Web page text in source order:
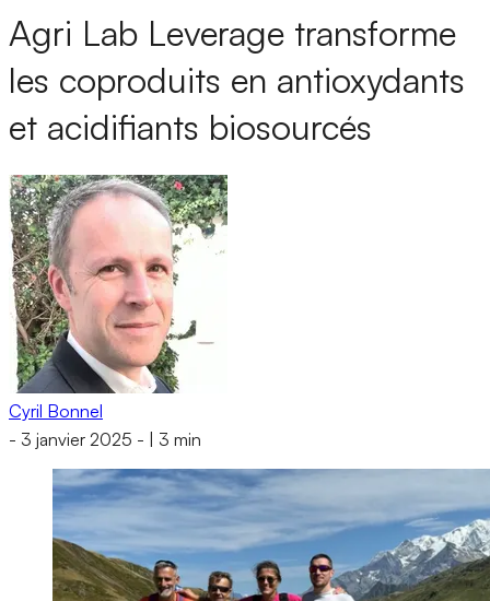
Agri Lab Leverage transforme
les coproduits en antioxydants
et acidifiants biosourcés
Cyril Bonnel
- 3 janvier 2025 - 3 min